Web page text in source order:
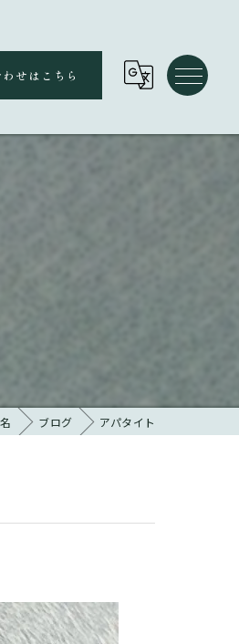
せはこちら
ブログ アパタイト